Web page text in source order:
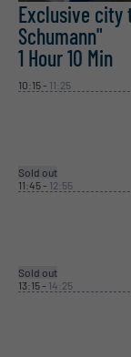
Exclusive city
Schumann"
1 Hour10 Min
10:15- 11:25
Sold out
11:45- 12:55
Sold out
13:15- 14:25